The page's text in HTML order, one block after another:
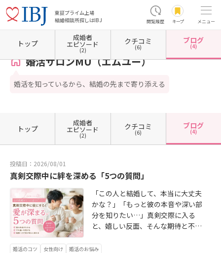
東証プライム上場
結婚相談所探しはIBJ
閲覧履歴 キープ メニュー
ホーム 群馬県の結婚相談所 群馬県高崎市 婚活サロンMU（エムユー） カウンセラー
婚活サロンMU（エムユー）
婚活を知っているから、結婚の先まで寄り添える
トップ
成婚者
エピソード
(2)
クチコミ
(6)
ブログ
(4)
トップ
成婚者
エピソード
(2)
クチコミ
(6)
ブログ
(4)
投稿日：2026/08/01
真剣交際中に絆を深める「5つの質問」
「この人と結婚して、本当に大丈夫
かな？」「もっと彼の本音や深い部
分を知りたい…」真剣交際に入る
と、嬉しい反面、そんな期待と不安
いのではないでしょうか。実は、婚
婚活のコツ 女性向け 婚活のお悩み